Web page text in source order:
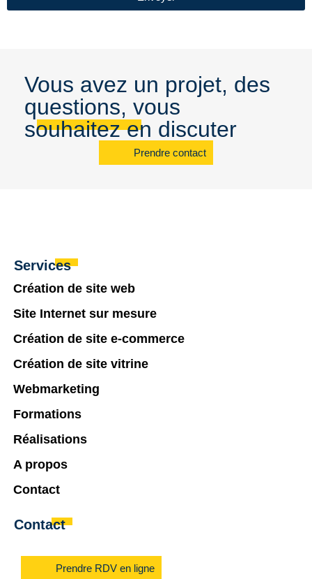
Vous avez un projet, des
questions, vous
souhaitez en discuter
Prendre contact
Contact
Prendre RDV en ligne
Services
Création de site web
Site Internet sur mesure
Création de site e-commerce
Création de site vitrine
Webmarketing
Formations
Réalisations
A propos
Contact